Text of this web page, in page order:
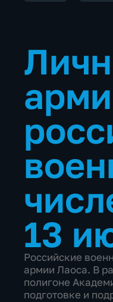
13
Российские
армии Лаоса. В
полигоне
подготовке и